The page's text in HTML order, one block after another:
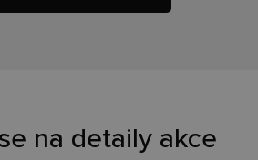
na detaily akce